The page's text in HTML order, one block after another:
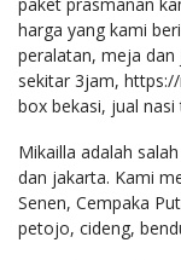
paket prasmanan
harga yang kami
peralatan, meja dan
sekitar 3jam,
box bekasi, jual
Mikailla adalah
dan jakarta. Kami
Senen, Cempaka
petojo, cideng,